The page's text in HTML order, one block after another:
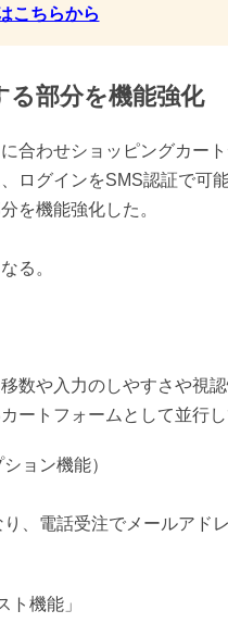
こちらから
る部分を機能強化
合わせショッピングカー
ログインをSMS認証で可
を機能強化した。
る。
数や入力のしやすさや視
ートフォームとして並行し
ョン機能）
、電話受注でメールアド
機能」